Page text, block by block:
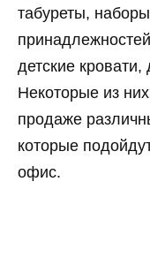
табуреты,
детские
Некоторые из
продаже
которые
офис.